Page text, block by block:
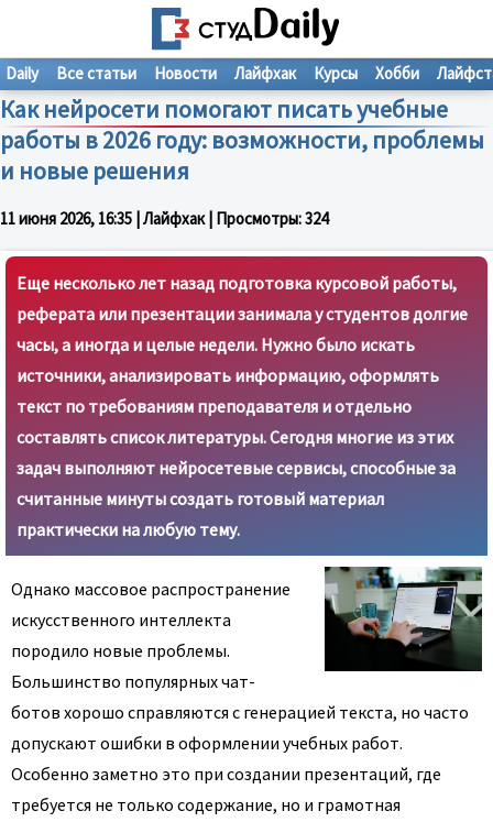
Как нейросети помогают писать учебные
работы в 2026 году: возможности, проблемы
и новые решения
11 июня 2026, 16:35 | Лайфхак | Просмотры:324
Daily Все статьи Новости Лайфхак Курсы Хобби
Еще несколько лет назад подготовка курсовой работы,
реферата или презентации занимала у студентов долгие
часы, а иногда и целые недели. Нужно было искать
источники, анализировать информацию, оформлять
текст по требованиям преподавателя и отдельно
составлять список литературы. Сегодня многие из этих
задач выполняют нейросетевые сервисы, способные за
считанные минуты создать готовый материал
практически на любую тему.
Однако массовое распространение
искусственного интеллекта
породило новые проблемы.
Большинство популярных чат-
ботов хорошо справляются с генерацией текста, но часто
допускают ошибки в оформлении учебных работ.
Особенно заметно это при создании презентаций, где
требуется не только содержание, но и грамотная